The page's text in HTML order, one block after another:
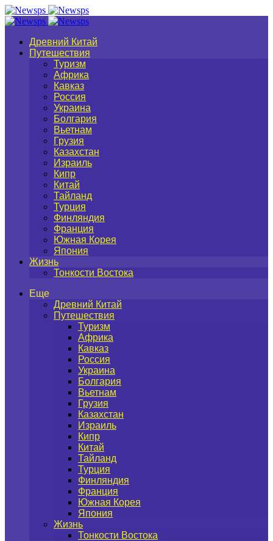
Древний Китай
Путешествия
Туризм
Африка
Кавказ
Россия
Украина
Болгария
Вьетнам
Грузия
Казахстан
Израиль
Кипр
Китай
Тайланд
Турция
Финляндия
Франция
Южная Корея
Япония
Жизнь
Тонкости Востока
Еще
Древний Китай
Путешествия
Туризм
Африка
Кавказ
Россия
Украина
Болгария
Вьетнам
Грузия
Казахстан
Израиль
Кипр
Китай
Тайланд
Турция
Финляндия
Франция
Южная Корея
Япония
Жизнь
Тонкости Востока